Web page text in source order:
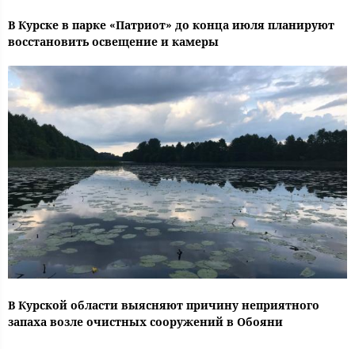
В Курске в парке «Патриот» до конца июля планируют
восстановить освещение и камеры
В Курской области выясняют причину неприятного
запаха возле очистных сооружений в Обояни